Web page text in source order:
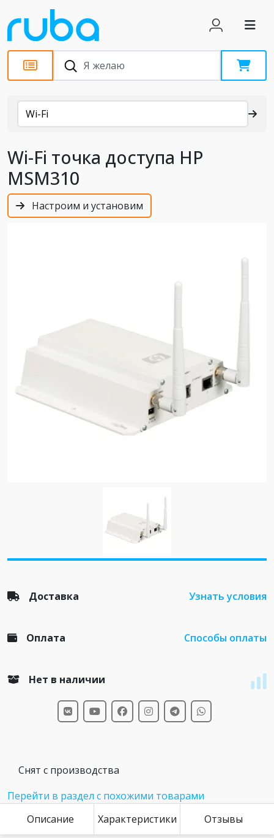
Каталог
Wi-Fi
Wi-Fi точка доступа HP
MSM310
Настроим и установим
Доставка Узнать условия
Оплата Способы оплаты
Нет в наличии
Снят с производства
Перейти в раздел с похожими товарами
Описание
Характеристики Отзывы